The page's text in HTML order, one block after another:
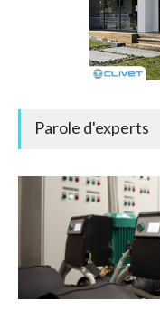
Parole d'experts